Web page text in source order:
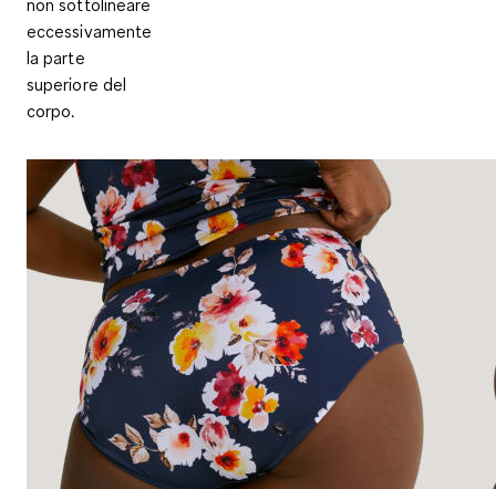
eccessivamente
la parte
superiore del
corpo.